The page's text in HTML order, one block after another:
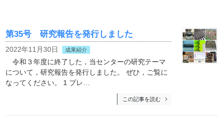
第35号 研究報告を発行しました
2022年11月30日 成果紹介
令和３年度に終了した，当センターの研究テーマ
について，研究報告を発行しました。 ぜひ，ご覧に
なってください。 1 プレ…
この記事を読む